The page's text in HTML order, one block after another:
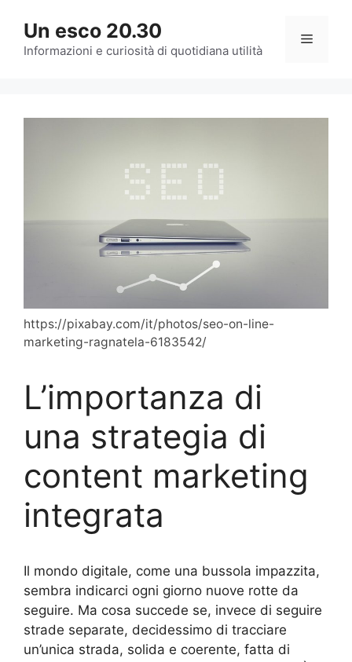
contenuto
Un esco 20.30
Informazioni e curiosità di quotidiana utilità
Menu
https://pixabay.com/it/photos/seo-on-line-
marketing-ragnatela-6183542/
L’importanza di
una strategia di
content marketing
integrata
Il mondo digitale, come una bussola impazzita,
sembra indicarci ogni giorno nuove rotte da
seguire. Ma cosa succede se, invece di seguire
strade separate, decidessimo di tracciare
un’unica strada, solida e coerente, fatta di